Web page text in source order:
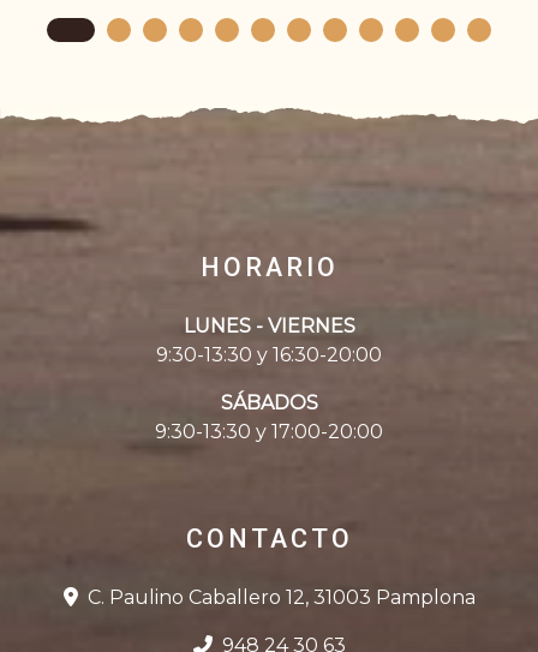
HORARIO
LUNES - VIERNES
9:30-13:30 y 16:30-20:00
SÁBADOS
9:30-13:30 y 17:00-20:00
CONTACTO
C. Paulino Caballero 12, 31003 Pamplona
948 24 30 63